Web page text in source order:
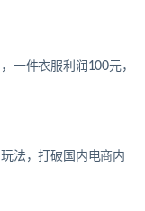
一件衣服利润100元，
法，打破国内电商内